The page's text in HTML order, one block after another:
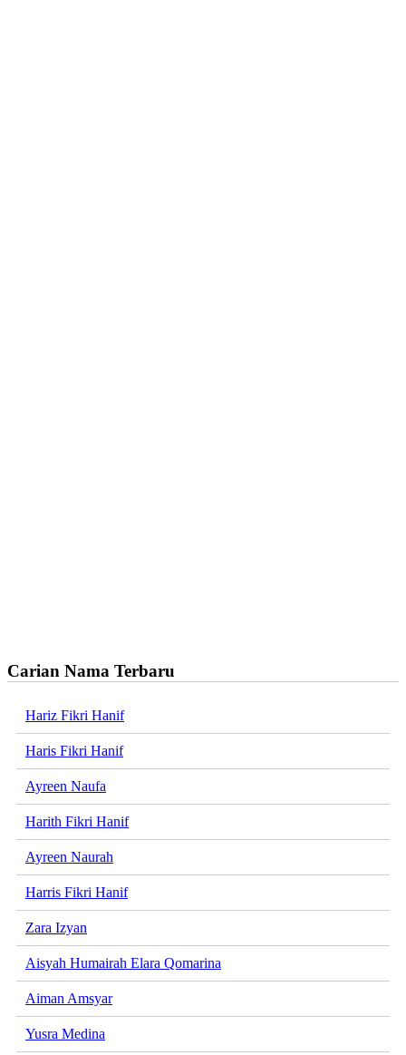
Carian Nama Terbaru
Hariz Fikri Hanif
Haris Fikri Hanif
Ayreen Naufa
Harith Fikri Hanif
Ayreen Naurah
Harris Fikri Hanif
Zara Izyan
Aisyah Humairah Elara Qomarina
Aiman Amsyar
Yusra Medina